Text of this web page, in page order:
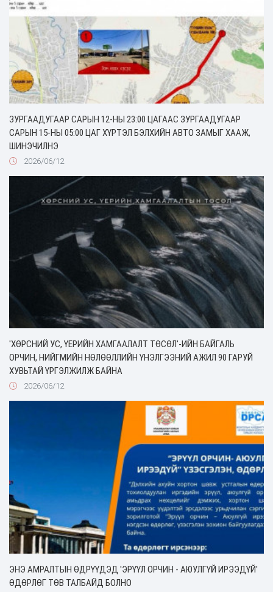
ЗУРГААДУГААР САРЫН 12-НЫ 23:00 ЦАГААС ЗУРГААДУГААР
САРЫН 15-НЫ 05:00 ЦАГ ХҮРТЭЛ БЭЛХИЙН АВТО ЗАМЫГ ХААЖ,
ШИНЭЧИЛНЭ
2026/06/12
'ХӨРСНИЙ УС, ҮЕРИЙН ХАМГААЛАЛТ ТӨСӨЛ'-ИЙН БАЙГАЛЬ
ОРЧИН, НИЙГМИЙН НӨЛӨӨЛЛИЙН ҮНЭЛГЭЭНИЙ АЖИЛ 90 ГАРУЙ
ХУВЬТАЙ ҮРГЭЛЖИЛЖ БАЙНА
2026/06/12
ЭНЭ АМРАЛТЫН ӨДРҮҮДЭД 'ЭРҮҮЛ ОРЧИН - АЮУЛГҮЙ ИРЭЭДҮЙ'
ӨДӨРЛӨГ ТӨВ ТАЛБАЙД БОЛНО